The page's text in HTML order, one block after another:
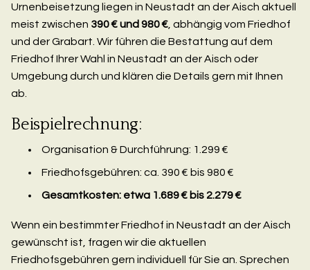
Urnenbeisetzung liegen in Neustadt an der Aisch aktuell
meist zwischen 390 € und 980 € , abhängig vom Friedhof
und der Grabart. Wir führen die Bestattung auf dem
Friedhof Ihrer Wahl in Neustadt an der Aisch oder
Umgebung durch und klären die Details gern mit Ihnen
ab.
Beispielrechnung:
Organisation & Durchführung: 1.299 €
Friedhofsgebühren: ca. 390 € bis 980 €
Gesamtkosten: etwa 1.689 € bis 2.279 €
Wenn ein bestimmter Friedhof in Neustadt an der Aisch
gewünscht ist, fragen wir die aktuellen
Friedhofsgebühren gern individuell für Sie an. Sprechen